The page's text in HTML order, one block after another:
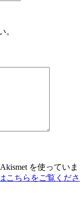
。
を使っていま
こちらをご覧くださ